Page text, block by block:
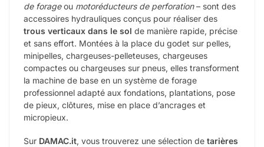
de forageou motoréducteurs de perforation– sont des
accessoires hydrauliques conçus pour réaliser des
trous verticaux dans le sol de manière rapide, précise
et sans effort. Montées à la place du godet sur pelles,
minipelles, chargeuses-pelleteuses, chargeuses
compactes ou chargeuses sur pneus, elles transforment
la machine de base en un système de forage
professionnel adapté aux fondations, plantations, pose
de pieux, clôtures, mise en place d’ancrages et
micropieux.
Sur DAMAC.it, vous trouverez une sélection de tarières